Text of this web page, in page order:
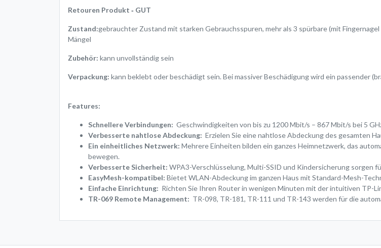
Retouren Produkt ‐ GUT
Zustand:gebrauchter Zustand mit starken Gebrauchsspuren, mehr als 3 spürbare (mit
Mängel
Zubehör: kann unvollständig sein
Verpackung: kann beklebt oder beschädigt sein. Bei massiver Beschädigung wird ein passender
Features:
Schnellere Verbindungen: Geschwindigkeiten von bis zu 1200 Mbit/s – 867 Mbit/s bei 5
Verbesserte nahtlose Abdeckung: Erzielen Sie eine nahtlose Abdeckung des gesamten
Ein einheitliches Netzwerk: Mehrere Einheiten bilden ein ganzes Heimnetzwerk, das
bewegen.
Verbesserte Sicherheit: WPA3-Verschlüsselung, Multi-SSID und Kindersicherung sorgen
EasyMesh-kompatibel: Bietet WLAN-Abdeckung im ganzen Haus mit Standard-Mesh-
Einfache Einrichtung: Richten Sie Ihren Router in wenigen Minuten mit der intuitiven TP-
TR-069 Remote Management: TR-098, TR-181, TR-111 und TR-143 werden für die